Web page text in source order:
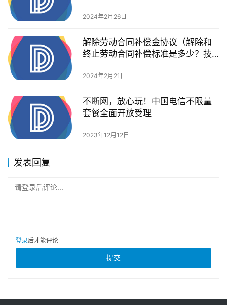
2024年2月26日
解除劳动合同补偿金协议（解除和
终止劳动合同补偿标准是多少？技
2024年2月21日
不断网，放心玩！中国电信不限量
套餐全面开放受理
2023年12月12日
发表回复
请登录后评论...
登录后才能评论
提交